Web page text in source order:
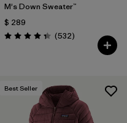
M's Down Sweater™
$ 289
Valoración: 4.4 / 5
(532Comentarios
)
Best Seller